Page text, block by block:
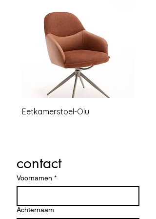
Eetkamerstoel-Olu
contact
Voornamen *
Achternaam